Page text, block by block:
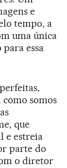
e
tempo, a
uma única
essa
como somos
que
e estreia
parte do
o diretor